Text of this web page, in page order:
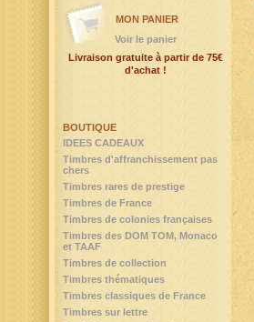
BOUTIQUE
IDEES CADEAUX
Timbres d'affranchissement pas
chers
Timbres rares de prestige
Timbres de France
Timbres de colonies françaises
Timbres des DOM TOM, Monaco
et TAAF
Timbres de collection
Timbres thématiques
Timbres classiques de France
Timbres sur lettre
MON PANIER
Voir le panier
Livraison gratuite à partir de 75€
d'achat !